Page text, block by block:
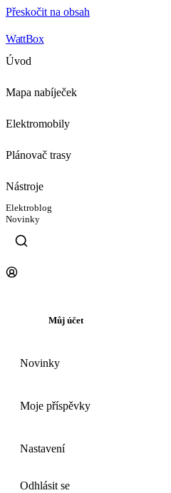
Přeskočit na obsah
WattBox
Úvod
Mapa nabíječek
Elektromobily
Plánovač trasy
Nástroje
Elektroblog
Novinky
Můj účet
Novinky
Moje příspěvky
Nastavení
Odhlásit se